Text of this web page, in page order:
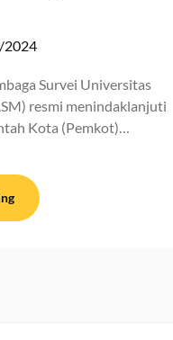
2024
Survei Universitas
resmi menindaklanjuti
Kota (Pemkot)…